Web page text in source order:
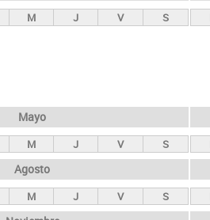
M J V S
Mayo
M J V S
Agosto
M J V S